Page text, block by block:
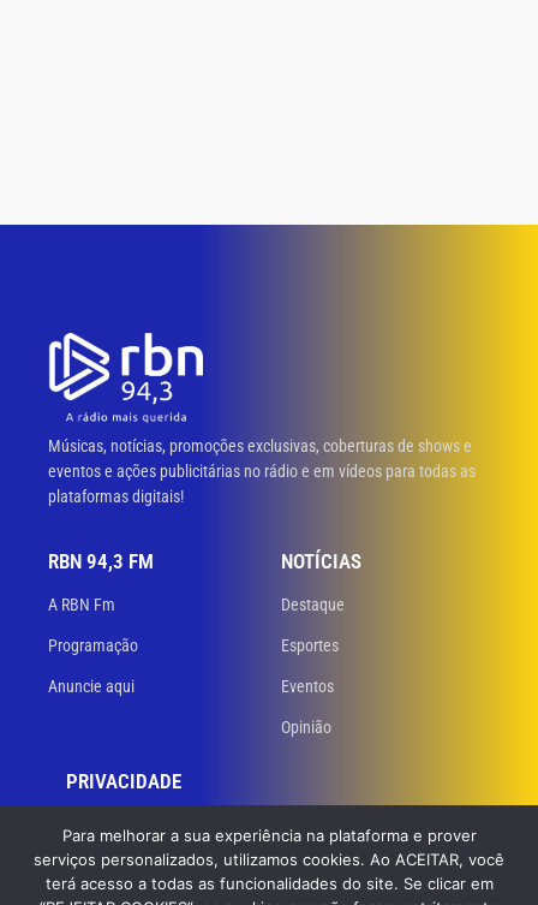
Músicas, notícias, promoções exclusivas, coberturas de shows e
eventos e ações publicitárias no rádio e em vídeos para todas as
plataformas digitais!
RBN 94,3 FM
A RBN Fm
Programação
Anuncie aqui
NOTÍCIAS
Destaque
Esportes
Eventos
Opinião
PRIVACIDADE
Termos de uso
Para melhorar a sua experiência na plataforma e prover
serviços personalizados, utilizamos cookies. Ao ACEITAR, você
terá acesso a todas as funcionalidades do site. Se clicar em